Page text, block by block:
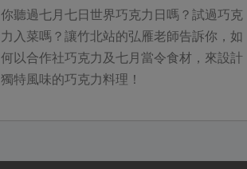
你聽過七月七日世界巧克力日嗎？試過巧克
力入菜嗎？讓竹北站的弘雁老師告訴你，如
何以合作社巧克力及七月當令食材，來設計
獨特風味的巧克力料理！